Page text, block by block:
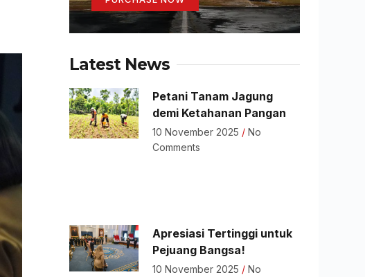
Latest News
Petani Tanam Jagung
demi Ketahanan Pangan
10 November 2025
No
Comments
Apresiasi Tertinggi untuk
Pejuang Bangsa!
10 November 2025
No